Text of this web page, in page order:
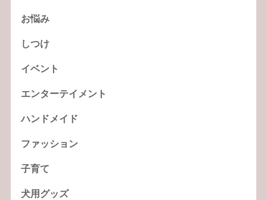
お悩み
しつけ
イベント
エンターテイメント
ハンドメイド
ファッション
子育て
犬用グッズ